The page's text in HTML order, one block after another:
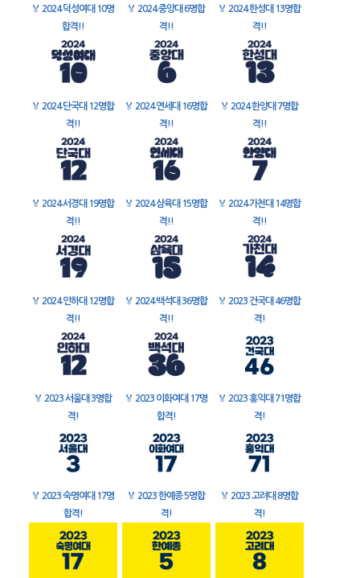
🏅 2024 덕성여대 10명
합격!!
🏅 2024 중앙대 6명합
격!!
🏅 2024 한성대 13명합
격!!
🏅 2024 단국대 12명합
격!!
🏅 2024 연세대 16명합
격!!
🏅 2024 한양대 7명합
격!!
🏅 2024 서경대 19명합
격!!
🏅 2024 삼육대 15명합
격!!
🏅 2024 가천대 14명합
격!!
🏅 2024 인하대 12명합
격!!
🏅 2024 백석대 36명합
격!!
🏅 2023 건국대 46명합
격!
🏅 2023 서울대 3명합
격!
🏅 2023 이화여대 17명
합격!
🏅 2023 홍익대 71명합
격!
🏅 2023 숙명여대 17명
합격!
🏅 2023 한예종 5명합
격!
🏅 2023 고려대 8명합
격!